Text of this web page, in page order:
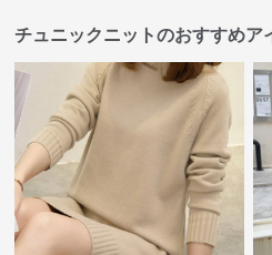
チュニックニットのおすすめア